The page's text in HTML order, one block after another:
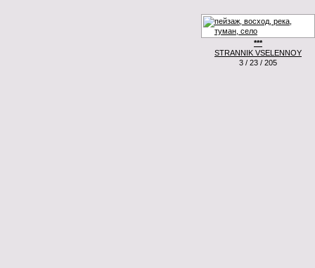
***
STRANNIK VSELENNOY
3 / 23 / 205